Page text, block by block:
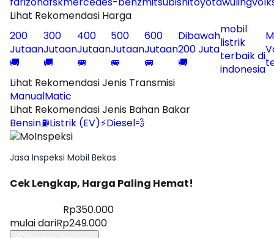
Lihat Rekomendasi Harga
200
Jutaan
🚚
300
Jutaan
🚚
400
Jutaan
🚐
500
Jutaan
🚐
600
Jutaan
🚐
Dibawah
200 Juta
🚚
mobil
listrik
terbaik di
indonesia
Lihat Rekomendasi Jenis Transmisi
ManualMatic
Lihat Rekomendasi Jenis Bahan Bakar
Bensin⛽Listrik (EV)⚡Diesel💨
Jasa Inspeksi Mobil Bekas
Cek Lengkap, Harga Paling Hemat!
Rp350.000
mulai dariRp249.000